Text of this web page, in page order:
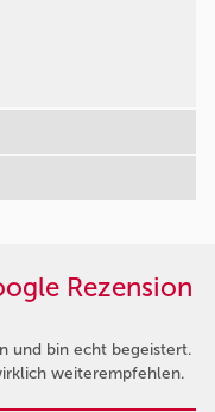
Rezension
und bin echt begeistert.
weiterempfehlen.